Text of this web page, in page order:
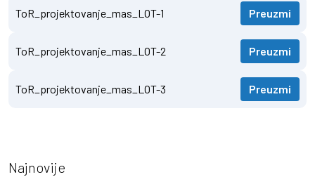
ToR_projektovanje_mas_LOT-1 Preuzmi
ToR_projektovanje_mas_LOT-2 Preuzmi
ToR_projektovanje_mas_LOT-3 Preuzmi
Najnovije